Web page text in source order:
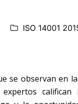
ISO 14001
se observan en
expertos califican